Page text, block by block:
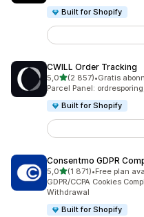
Built for Shopify
CWILL Order Tracking
5,0av 5 stjerner
(2 857)
Totalt 2857 omtaler
•Gratis
Parcel Panel:
Built for Shopify
Consentmo GDPR
5,0av 5 stjerner
(1 871)
Totalt 1871 omtaler
•Free plan
GDPR/CCPA Cookies
Withdrawal
Built for Shopify